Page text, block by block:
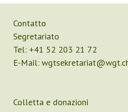
Contatto
Segretariato
Tel: +41 52 203 21 72
E-Mail:
Colletta e donazioni